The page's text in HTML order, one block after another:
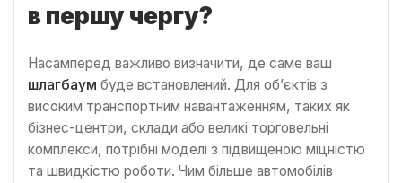
в першу чергу?
Насамперед важливо визначити, де саме ваш
шлагбаум буде встановлений. Для об’єктів з
високим транспортним навантаженням, таких як
бізнес-центри, склади або великі торговельні
комплекси, потрібні моделі з підвищеною міцністю
та швидкістю роботи. Чим більше автомобілів